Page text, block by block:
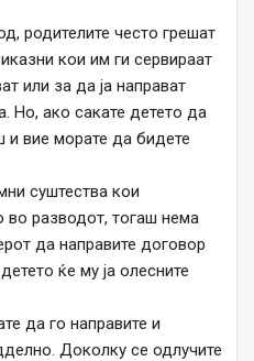
родителите често грешат
кои им ги сервираат
или за да ја направат
Но, ако сакате детето да
и вие морате да бидете
суштества кои
во разводот, тогаш нема
да направите договор
ќе му ја олесните
да го направите и
Доколку се одлучите